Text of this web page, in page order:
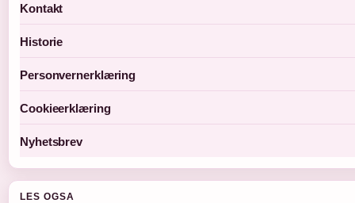
Kontakt
Historie
Personvernerklæring
Cookieerklæring
Nyhetsbrev
LES OGSA